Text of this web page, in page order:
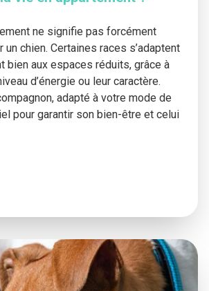
ne signifie pas forcément
un chien. Certaines races s’adaptent
bien aux espaces réduits, grâce à
d’énergie ou leur caractère.
adapté à votre mode de
pour garantir son bien-être et celui